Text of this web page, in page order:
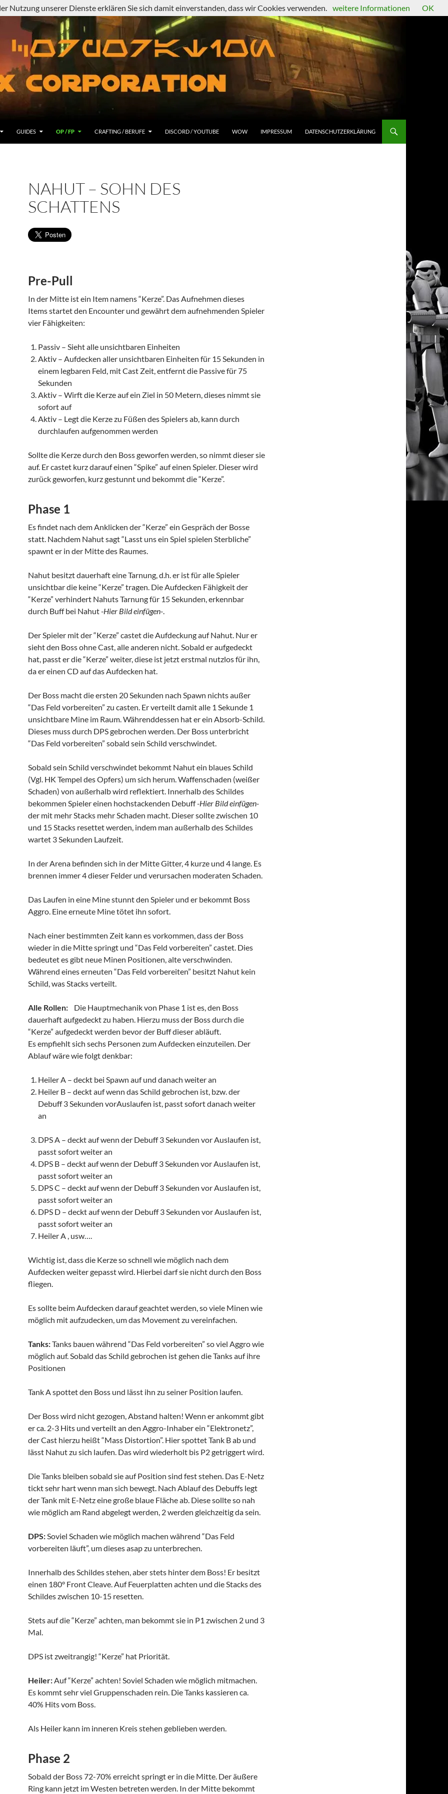
GUIDES OP / FP CRAFTING / BERUFE DISCORD / YOUTUBE WOW IMPRESSUM DATENSCHUTZERKLÄRUNG
NAHUT – SOHN DES
SCHATTENS
Pre-Pull
In der Mitte ist ein Item namens “Kerze”. Das Aufnehmen dieses
Items startet den Encounter und gewährt dem aufnehmenden Spieler
vier Fähigkeiten:
Passiv – Sieht alle unsichtbaren Einheiten
Aktiv – Aufdecken aller unsichtbaren Einheiten für 15 Sekunden in
einem legbaren Feld, mit Cast Zeit, entfernt die Passive für 75
Sekunden
Aktiv – Wirft die Kerze auf ein Ziel in 50 Metern, dieses nimmt sie
sofort auf
Aktiv – Legt die Kerze zu Füßen des Spielers ab, kann durch
durchlaufen aufgenommen werden
Sollte die Kerze durch den Boss geworfen werden, so nimmt dieser sie
auf. Er castet kurz darauf einen “Spike” auf einen Spieler. Dieser wird
zurück geworfen, kurz gestunnt und bekommt die “Kerze”.
Phase 1
Es findet nach dem Anklicken der “Kerze” ein Gespräch der Bosse
statt. Nachdem Nahut sagt “Lasst uns ein Spiel spielen Sterbliche”
spawnt er in der Mitte des Raumes.
Nahut besitzt dauerhaft eine Tarnung, d.h. er ist für alle Spieler
unsichtbar die keine “Kerze” tragen. Die Aufdecken Fähigkeit der
“Kerze” verhindert Nahuts Tarnung für 15 Sekunden, erkennbar
durch Buff bei Nahut-Hier Bild einfügen-.
Der Spieler mit der “Kerze” castet die Aufdeckung auf Nahut. Nur er
sieht den Boss ohne Cast, alle anderen nicht. Sobald er aufgedeckt
hat, passt er die “Kerze” weiter, diese ist jetzt erstmal nutzlos für ihn,
da er einen CD auf das Aufdecken hat.
Der Boss macht die ersten 20 Sekunden nach Spawn nichts außer
“Das Feld vorbereiten” zu casten. Er verteilt damit alle 1 Sekunde 1
unsichtbare Mine im Raum. Währenddessen hat er ein Absorb-Schild.
Dieses muss durch DPS gebrochen werden. Der Boss unterbricht
“Das Feld vorbereiten” sobald sein Schild verschwindet.
Sobald sein Schild verschwindet bekommt Nahut ein blaues Schild
(Vgl. HK Tempel des Opfers) um sich herum. Waffenschaden (weißer
Schaden) von außerhalb wird reflektiert. Innerhalb des Schildes
bekommen Spieler einen hochstackenden Debuff-Hier Bild einfügen-
der mit mehr Stacks mehr Schaden macht. Dieser sollte zwischen 10
und 15 Stacks resettet werden, indem man außerhalb des Schildes
wartet 3 Sekunden Laufzeit.
In der Arena befinden sich in der Mitte Gitter, 4 kurze und 4 lange. Es
brennen immer 4 dieser Felder und verursachen moderaten Schaden.
Das Laufen in eine Mine stunnt den Spieler und er bekommt Boss
Aggro. Eine erneute Mine tötet ihn sofort.
Nach einer bestimmten Zeit kann es vorkommen, dass der Boss
wieder in die Mitte springt und “Das Feld vorbereiten” castet. Dies
bedeutet es gibt neue Minen Positionen, alte verschwinden.
Während eines erneuten “Das Feld vorbereiten” besitzt Nahut kein
Schild, was Stacks verteilt.
Alle Rollen: Die Hauptmechanik von Phase 1 ist es, den Boss
dauerhaft aufgedeckt zu haben. Hierzu muss der Boss durch die
“Kerze” aufgedeckt werden bevor der Buff dieser abläuft.
Es empfiehlt sich sechs Personen zum Aufdecken einzuteilen. Der
Ablauf wäre wie folgt denkbar:
Heiler A – deckt bei Spawn auf und danach weiter an
Heiler B – deckt auf wenn das Schild gebrochen ist, bzw. der
Debuff 3 Sekunden vorAuslaufen ist, passt sofort danach weiter
an
DPS A – deckt auf wenn der Debuff 3 Sekunden vor Auslaufen ist,
passt sofort weiter an
DPS B – deckt auf wenn der Debuff 3 Sekunden vor Auslaufen ist,
passt sofort weiter an
DPS C – deckt auf wenn der Debuff 3 Sekunden vor Auslaufen ist,
passt sofort weiter an
DPS D – deckt auf wenn der Debuff 3 Sekunden vor Auslaufen ist,
passt sofort weiter an
Heiler A , usw….
Wichtig ist, dass die Kerze so schnell wie möglich nach dem
Aufdecken weiter gepasst wird. Hierbei darf sie nicht durch den Boss
fliegen.
Es sollte beim Aufdecken darauf geachtet werden, so viele Minen wie
möglich mit aufzudecken, um das Movement zu vereinfachen.
Tanks:Tanks bauen während “Das Feld vorbereiten” so viel Aggro wie
möglich auf. Sobald das Schild gebrochen ist gehen die Tanks auf ihre
Positionen
Tank A spottet den Boss und lässt ihn zu seiner Position laufen.
Der Boss wird nicht gezogen, Abstand halten! Wenn er ankommt gibt
er ca. 2-3 Hits und verteilt an den Aggro-Inhaber ein “Elektronetz”,
der Cast hierzu heißt “Mass Distortion”. Hier spottet Tank B ab und
lässt Nahut zu sich laufen. Das wird wiederholt bis P2 getriggert wird.
Die Tanks bleiben sobald sie auf Position sind fest stehen. Das E-Netz
tickt sehr hart wenn man sich bewegt. Nach Ablauf des Debuffs legt
der Tank mit E-Netz eine große blaue Fläche ab. Diese sollte so nah
wie möglich am Rand abgelegt werden, 2 werden gleichzeitig da sein.
DPS:Soviel Schaden wie möglich machen während “Das Feld
vorbereiten läuft”, um dieses asap zu unterbrechen.
Innerhalb des Schildes stehen, aber stets hinter dem Boss! Er besitzt
einen 180° Front Cleave. Auf Feuerplatten achten und die Stacks des
Schildes zwischen 10-15 resetten.
Stets auf die “Kerze” achten, man bekommt sie in P1 zwischen 2 und 3
Mal.
DPS ist zweitrangig! “Kerze” hat Priorität.
Heiler:Auf “Kerze” achten! Soviel Schaden wie möglich mitmachen.
Es kommt sehr viel Gruppenschaden rein. Die Tanks kassieren ca.
40% Hits vom Boss.
Als Heiler kann im inneren Kreis stehen geblieben werden.
Phase 2
Sobald der Boss 72-70% erreicht springt er in die Mitte. Der äußere
Ring kann jetzt im Westen betreten werden. In der Mitte bekommt
Nutzung unserer Dienste erklären Sie sich damit einverstanden, dass wir Cookies verwenden. weitere Informationen OK